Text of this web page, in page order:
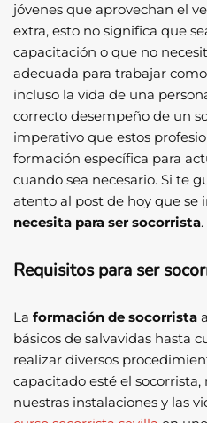
jóvenes que aprovechan el
extra, esto no significa que
capacitación o que no
adecuada para trabajar
incluso la vida de una
correcto desempeño de un
imperativo que estos
formación específica para
cuando sea necesario. Si te
atento al post de hoy que se
necesita para ser socorrista.
Requisitos para ser
La formación de socorrista
básicos de salvavidas hasta
realizar diversos
capacitado esté el
nuestras instalaciones y las